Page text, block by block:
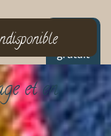
Devis
gratuit
et en